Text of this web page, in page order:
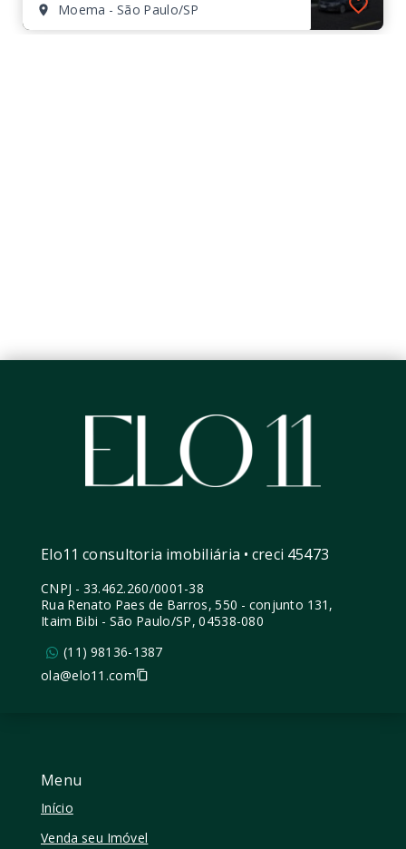
Moema - São Paulo/SP
Menu
Início
Venda seu Imóvel
Elo11 consultoria imobiliária • creci 45473
CNPJ - 33.462.260/0001-38
Rua Renato Paes de Barros, 550 - conjunto 131,
Itaim Bibi - São Paulo/SP, 04538-080
(11) 98136-1387
ola@elo11.com